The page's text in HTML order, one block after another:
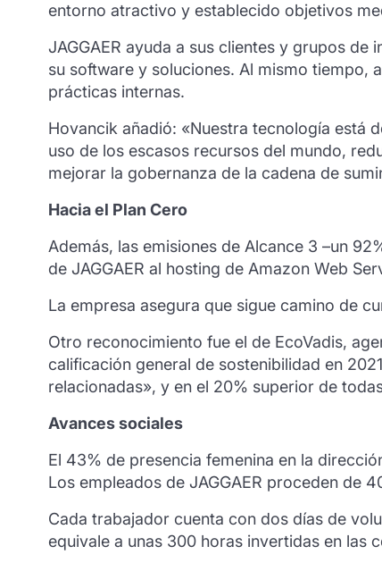
entorno atractivo y establecido objetivos
JAGGAER ayuda a sus clientes y grupos
su software y soluciones. Al mismo tiempo,
prácticas internas.
Hovancik añadió: «Nuestra tecnología está
uso de los escasos recursos del mundo,
mejorar la gobernanza de la cadena de
Hacia el Plan Cero
Además, las emisiones de Alcance 3 –un
de JAGGAER al hosting de Amazon Web
La empresa asegura que sigue camino de
Otro reconocimiento fue el de EcoVadis,
calificación general de sostenibilidad en
relacionadas», y en el 20% superior de
Avances sociales
El 43% de presencia femenina en la
Los empleados de JAGGAER proceden de
Cada trabajador cuenta con dos días de
equivale a unas 300 horas invertidas en las